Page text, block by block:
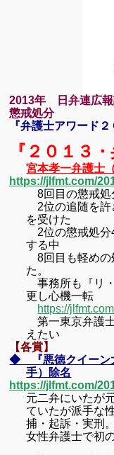
2013年 日弁連広報
懲戒処分
『弁護士アワード２
『２０１３
宮本孝一弁護士
https://jlfmt.com/
8回目の懲戒
2位の追随を許
を受けた
2位の懲戒処分
する中
8回目も軽め
た。
事務所も『リ
更し心機一転
https://
第一東京弁護
えたい
【各賞】
◆ 『悪徳クイー
手）除名
https://jlfmt.com/
元二弁にいたが
ていたが派手な
捕・起訴・実刑。
女性弁護士で初